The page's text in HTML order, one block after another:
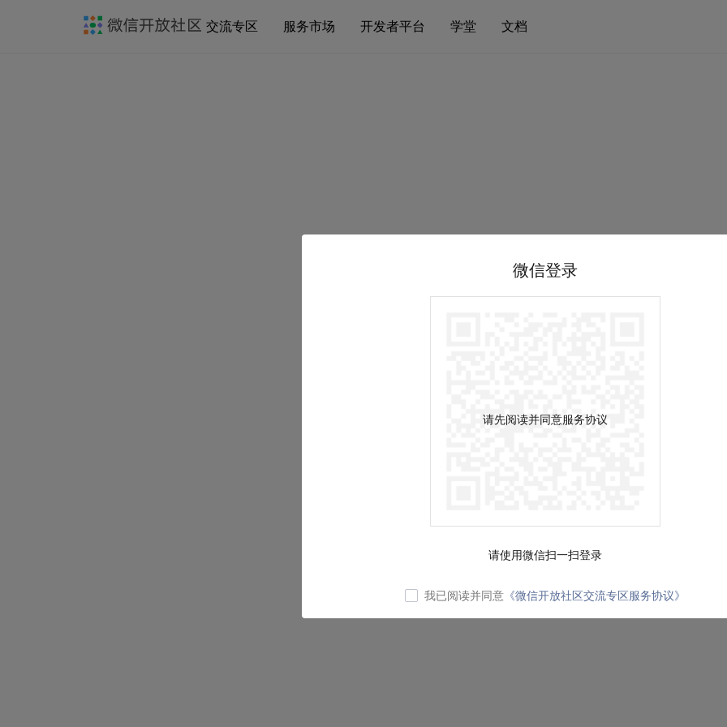
交流专区 服务市场 开发者平台 学堂 文档
微信登录
请先阅读并同意服务协议
请使用微信扫一扫登录
我已阅读并同意 《微信开放社区交流专区服务协议》